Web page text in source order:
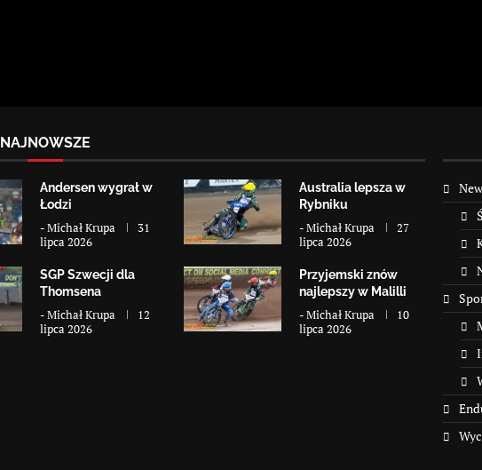
NAJNOWSZE
Andersen wygrał w
Łodzi
-Michał Krupa
31
lipca 2026
Australia lepsza w
Rybniku
-Michał Krupa
27
lipca 2026
SGP Szwecji dla
Thomsena
-Michał Krupa
12
lipca 2026
Przyjemski znów
najlepszy w Malilli
-Michał Krupa
10
lipca 2026